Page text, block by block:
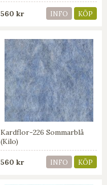
560 kr INFO KÖP
Kardflor-226 Sommarblå
(Kilo)
560 kr INFO KÖP